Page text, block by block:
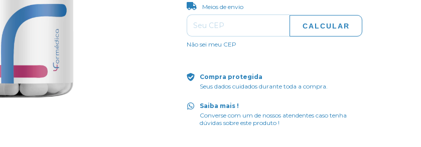
Entregas para o CEP:
Meios de envio
CALCULAR
Não sei meu CEP
Compra protegida
Seus dados cuidados durante toda a compra.
Saiba mais !
Converse com um de nossos atendentes caso tenha
dúvidas sobre este produto !